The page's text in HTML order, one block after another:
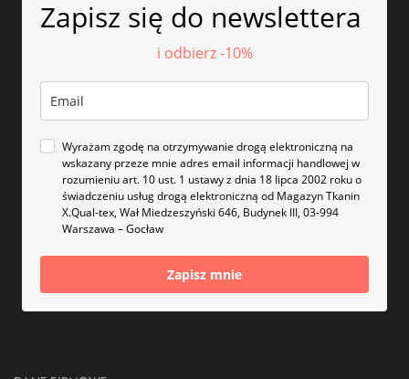
Zapisz się do newslettera
i odbierz -10%
Wyrażam zgodę na otrzymywanie drogą elektroniczną na
wskazany przeze mnie adres email informacji handlowej w
rozumieniu art. 10 ust. 1 ustawy z dnia 18 lipca 2002 roku o
świadczeniu usług drogą elektroniczną od Magazyn Tkanin
X.Qual-tex, Wał Miedzeszyński 646, Budynek III, 03-994
Warszawa – Gocław
Zapisz mnie